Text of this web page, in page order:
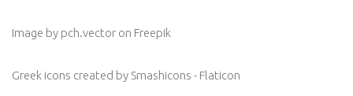
Image by pch.vector on Freepik
Greek icons created by Smashicons - Flaticon